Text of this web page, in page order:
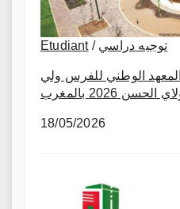
Etudiant/ توجيه دراسي
الوطني للفرس ولي
2026 بالمغرب
18/05/2026